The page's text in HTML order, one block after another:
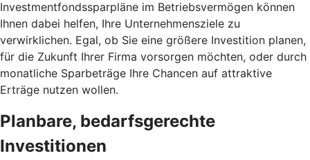
Investmentfondssparpläne im Betriebsvermögen können
Ihnen dabei helfen, Ihre Unternehmensziele zu
verwirklichen. Egal, ob Sie eine größere Investition planen,
für die Zukunft Ihrer Firma vorsorgen möchten, oder durch
monatliche Sparbeträge Ihre Chancen auf attraktive
Erträge nutzen wollen.
Planbare, bedarfsgerechte
Investitionen